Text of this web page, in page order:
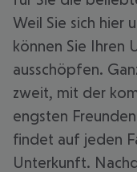
Weil Sie sich hier
können Sie Ihren
ausschöpfen.
zweit, mit der
engsten
findet auf jeden
Unterkunft.